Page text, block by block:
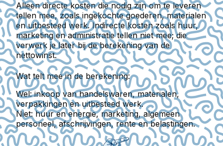
Alleen directe kosten die nodig zijn om te leveren
tellen mee, zoals ingekochte goederen, materialen
en uitbesteed werk. Indirecte kosten zoals huur,
marketing en administratie tellen niet mee; die
verwerk je later bij de berekening van de
nettowinst.
Wat telt mee in de berekening:
Wel: inkoop van handelswaren, materialen,
verpakkingen en uitbesteed werk.
Niet: huur en energie, marketing, algemeen
personeel, afschrijvingen, rente en belastingen.